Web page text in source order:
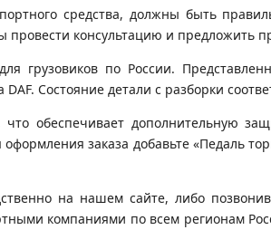
средства, должны быть
консультацию и предложить
грузовиков по России.
Состояние детали с разборки
обеспечивает дополнительную
заказа добавьте «Педаль
на нашем сайте, либо
компаниями по всем регионам